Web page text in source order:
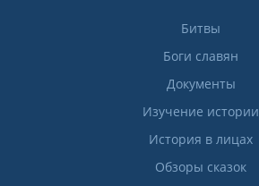
Битвы
Боги славян
Документы
Изучение истории
История в лицах
Обзоры сказок